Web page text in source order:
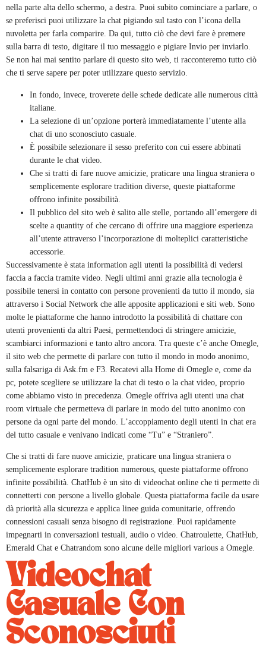
nella parte alta dello schermo, a destra. Puoi subito cominciare a parlare, o
se preferisci puoi utilizzare la chat pigiando sul tasto con l’icona della
nuvoletta per farla comparire. Da qui, tutto ciò che devi fare è premere
sulla barra di testo, digitare il tuo messaggio e pigiare Invio per inviarlo.
Se non hai mai sentito parlare di questo sito web, ti racconteremo tutto ciò
che ti serve sapere per poter utilizzare questo servizio.
In fondo, invece, troverete delle schede dedicate alle numerous città
italiane.
La selezione di un’opzione porterà immediatamente l’utente alla
chat di uno sconosciuto casuale.
È possibile selezionare il sesso preferito con cui essere abbinati
durante le chat video.
Che si tratti di fare nuove amicizie, praticare una lingua straniera o
semplicemente esplorare tradition diverse, queste piattaforme
offrono infinite possibilità.
Il pubblico del sito web è salito alle stelle, portando all’emergere di
scelte a quantity of che cercano di offrire una maggiore esperienza
all’utente attraverso l’incorporazione di molteplici caratteristiche
accessorie.
Successivamente è stata information agli utenti la possibilità di vedersi
faccia a faccia tramite video. Negli ultimi anni grazie alla tecnologia è
possibile tenersi in contatto con persone provenienti da tutto il mondo, sia
attraverso i Social Network che alle apposite applicazioni e siti web. Sono
molte le piattaforme che hanno introdotto la possibilità di chattare con
utenti provenienti da altri Paesi, permettendoci di stringere amicizie,
scambiarci informazioni e tanto altro ancora. Tra queste c’è anche Omegle,
il sito web che permette di parlare con tutto il mondo in modo anonimo,
sulla falsariga di Ask.fm e F3. Recatevi alla Home di Omegle e, come da
pc, potete scegliere se utilizzare la chat di testo o la chat video, proprio
come abbiamo visto in precedenza. Omegle offriva agli utenti una chat
room virtuale che permetteva di parlare in modo del tutto anonimo con
persone da ogni parte del mondo. L’accoppiamento degli utenti in chat era
del tutto casuale e venivano indicati come “Tu” e “Straniero”.
Che si tratti di fare nuove amicizie, praticare una lingua straniera o
semplicemente esplorare tradition numerous, queste piattaforme offrono
infinite possibilità. ChatHub è un sito di videochat online che ti permette di
connetterti con persone a livello globale. Questa piattaforma facile da usare
dà priorità alla sicurezza e applica linee guida comunitarie, offrendo
connessioni casuali senza bisogno di registrazione. Puoi rapidamente
impegnarti in conversazioni testuali, audio o video. Chatroulette, ChatHub,
Emerald Chat e Chatrandom sono alcune delle migliori various a Omegle.
Videochat
Casuale Con
Sconosciuti